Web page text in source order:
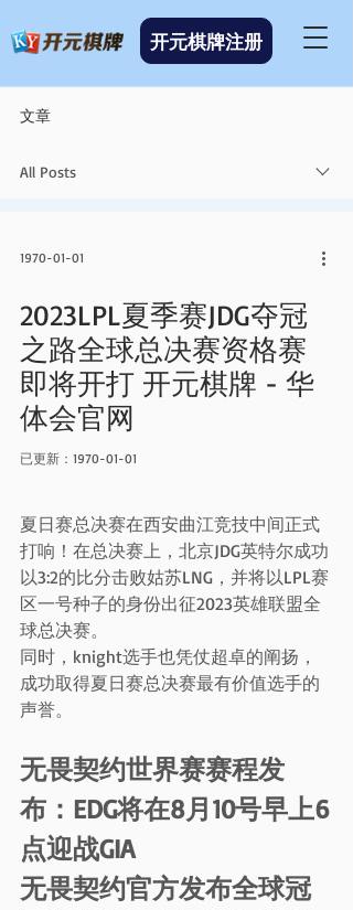
开元棋牌注册
文章
All Posts
1970-01-01
2023LPL夏季赛JDG夺冠
之路全球总决赛资格赛
即将开打 开元棋牌 - 华
体会官网
已更新： 1970-01-01
夏日赛总决赛在西安曲江竞技中间正式
打响！在总决赛上，北京JDG英特尔成功
以3:2的比分击败姑苏LNG，并将以LPL赛
区一号种子的身份出征2023英雄联盟全
球总决赛。
同时，knight选手也凭仗超卓的阐扬，
成功取得夏日赛总决赛最有价值选手的
声誉。
无畏契约世界赛赛程发
布：EDG将在8月10号早上6
点迎战GIA
无畏契约官方发布全球冠